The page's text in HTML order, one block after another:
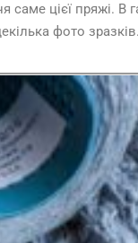
саме цієї пряжі. В
фото зразків.